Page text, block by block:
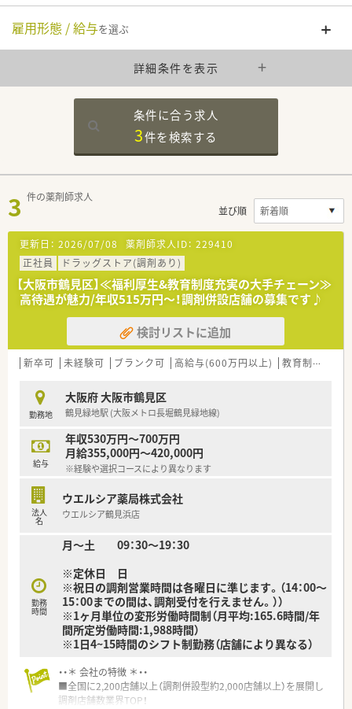
雇用形態 / 給与を選ぶ
詳細条件を表示
条件に合う求人
3件を検索する
3 件の薬剤師求人
並び順
更新日： 2026/07/08 薬剤師求人ID： 229410
正社員
ドラッグストア(調剤あり)
【大阪市鶴見区】≪福利厚生&教育制度充実の大手チェーン≫
高待遇が魅力/年収515万円～！調剤併設店舗の募集です♪
検討リストに追加
新卒可 未経験可 ブランク可 高給与(600万円以上) 教育制度あり
勤務地
大阪府 大阪市鶴見区
鶴見緑地駅 (大阪メトロ長堀鶴見緑地線)
給与
年収530万円～700万円
月給355,000円～420,000円
※経験や選択コースにより異なります
法人
名
ウエルシア薬局株式会社
ウエルシア鶴見浜店
勤務
時間
月～土 09：30～19：30
※定休日 日
※祝日の調剤営業時間は各曜日に準じます。（14：00～
15：00までの間は、調剤受付を行えません。））
※1ヶ月単位の変形労働時間制（月平均:165.6時間/年
間所定労働時間:1,988時間）
※1日4~15時間のシフト制勤務（店舗により異なる）
・・＊ 会社の特徴 ＊・・
■全国に2,200店舗以上（調剤併設型約2,000店舗以上）を展開し
調剤店舗数業界TOP！